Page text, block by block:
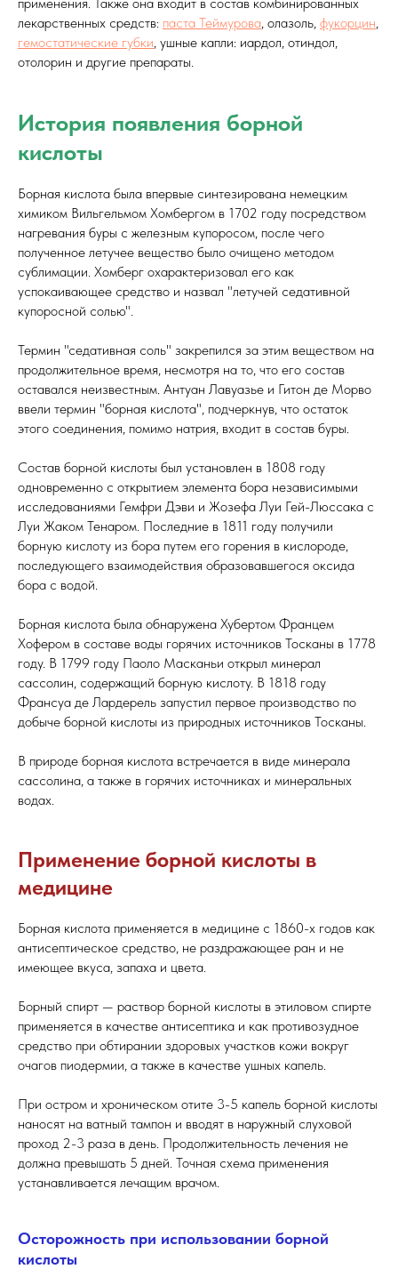
применения. Также она входит в состав комбинированных
лекарственных средств: паста Теймурова, олазоль, фукорцин,
гемостатические губки, ушные капли: иардол, отиндол,
отолорин и другие препараты.
История появления борной
кислоты
Борная кислота была впервые синтезирована немецким
химиком Вильгельмом Хомбергом в 1702 году посредством
нагревания буры с железным купоросом, после чего
полученное летучее вещество было очищено методом
сублимации. Хомберг охарактеризовал его как
успокаивающее средство и назвал "летучей седативной
купоросной солью".
Термин "седативная соль" закрепился за этим веществом на
продолжительное время, несмотря на то, что его состав
оставался неизвестным. Антуан Лавуазье и Гитон де Морво
ввели термин "борная кислота", подчеркнув, что остаток
этого соединения, помимо натрия, входит в состав буры.
Состав борной кислоты был установлен в 1808 году
одновременно с открытием элемента бора независимыми
исследованиями Гемфри Дэви и Жозефа Луи Гей-Люссака с
Луи Жаком Тенаром. Последние в 1811 году получили
борную кислоту из бора путем его горения в кислороде,
последующего взаимодействия образовавшегося оксида
бора с водой.
Борная кислота была обнаружена Хубертом Францем
Хофером в составе воды горячих источников Тосканы в 1778
году. В 1799 году Паоло Масканьи открыл минерал
сассолин, содержащий борную кислоту. В 1818 году
Франсуа де Лардерель запустил первое производство по
добыче борной кислоты из природных источников Тосканы.
В природе борная кислота встречается в виде минерала
сассолина, а также в горячих источниках и минеральных
водах.
Применение борной кислоты в
медицине
Борная кислота применяется в медицине с 1860-х годов как
антисептическое средство, не раздражающее ран и не
имеющее вкуса, запаха и цвета.
Борный спирт — раствор борной кислоты в этиловом спирте
применяется в качестве антисептика и как противозудное
средство при обтирании здоровых участков кожи вокруг
очагов пиодермии, а также в качестве ушных капель.
При остром и хроническом отите 3-5 капель борной кислоты
наносят на ватный тампон и вводят в наружный слуховой
проход 2-3 раза в день. Продолжительность лечения не
должна превышать 5 дней. Точная схема применения
устанавливается лечащим врачом.
Осторожность при использовании борной
кислоты